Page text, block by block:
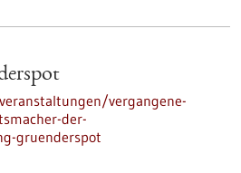
vergangene-
der-
gruenderspot